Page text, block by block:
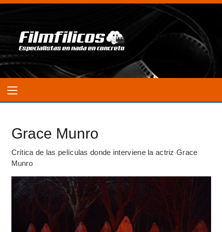
Grace Munro
Crítica de las películas donde interviene la actriz Grace
Munro